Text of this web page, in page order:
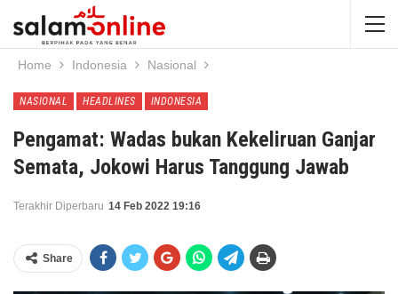
Home Indonesia Nasional
NASIONAL HEADLINES INDONESIA
Pengamat: Wadas bukan Kekeliruan Ganjar
Semata, Jokowi Harus Tanggung Jawab
Terakhir Diperbaru 14 Feb 2022 19:16
Share